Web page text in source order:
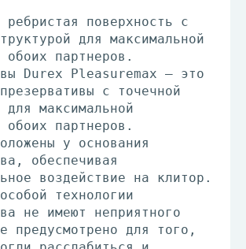
ребристая поверхность с
для максимальной
обоих партнеров.
Durex Pleasuremax — это
с точечной
для максимальной
обоих партнеров.
у основания
обеспечивая
воздействие на клитор.
технологии
не имеют неприятного
предусмотрено для того,